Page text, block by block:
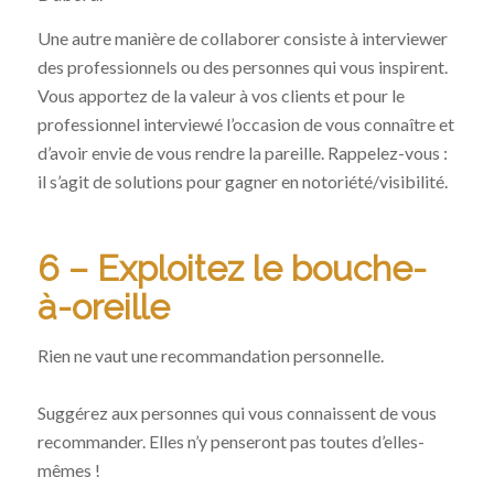
Une autre manière de collaborer consiste à interviewer
des professionnels ou des personnes qui vous inspirent.
Vous apportez de la valeur à vos clients et pour le
professionnel interviewé l’occasion de vous connaître et
d’avoir envie de vous rendre la pareille. Rappelez-vous :
il s’agit de solutions pour gagner en notoriété/visibilité.
6 – Exploitez le bouche-
à-oreille
Rien ne vaut une recommandation personnelle.
Suggérez aux personnes qui vous connaissent de vous
recommander. Elles n’y penseront pas toutes d’elles-
mêmes !